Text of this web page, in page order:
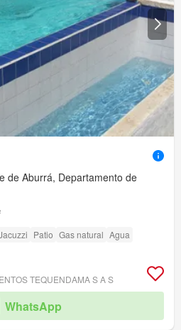
de Aburrá, Departamento de
Patio Gas natural Agua
TEQUENDAMA S A S
WhatsApp